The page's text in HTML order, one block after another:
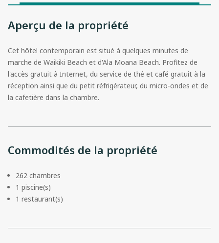
Aperçu de la propriété
Cet hôtel contemporain est situé à quelques minutes de
marche de Waikiki Beach et d'Ala Moana Beach. Profitez de
l'accès gratuit à Internet, du service de thé et café gratuit à la
réception ainsi que du petit réfrigérateur, du micro-ondes et de
la cafetière dans la chambre.
Commodités de la propriété
262 chambres
1 piscine(s)
1 restaurant(s)